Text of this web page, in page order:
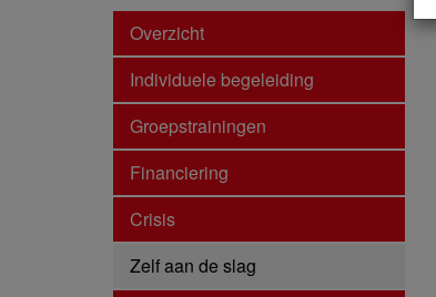
Overzicht
Individuele begeleiding
Groepstrainingen
Financiering
Crisis
Zelf aan de slag